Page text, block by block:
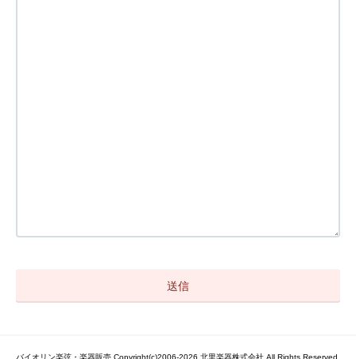
バイオリン楽弦・楽器販売 Copyright(c)2006-2026 北里楽器株式会社 All Rights Reserved.